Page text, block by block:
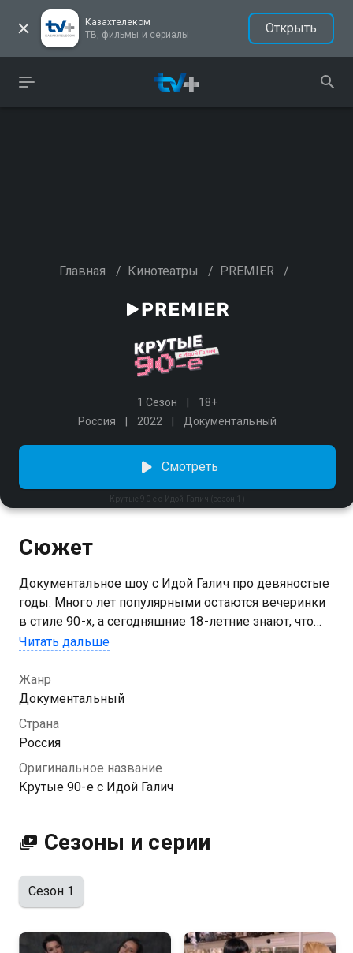
Казахтелеком
ТВ, фильмы и сериалы
Открыть
Главная / Кинотеатры / PREMIER /
1 Сезон
18+
Россия
2022 Документальный
Крутые 90-е с Идой Галич (сезон 1)
Смотреть
Сюжет
Документальное шоу с Идой Галич про девяностые
годы. Много лет популярными остаются вечеринки
в стиле 90-х, а сегодняшние 18-летние знают, что
малиновый пиджак — это круто. Ведущая Ида Галич
тех времен, расскажет о криминальных девяностых,
разберется, откуда в Советский союз пришел рэкет,
и попробует еще больше узнать про эпоху, в
которую родилась и выросла.
Посмотреть онлайн 1 сезон сериала Крутые 90-е с
Идой Галич вы можете совершенно бесплатно в
Читать дальше
Жанр
Документальный
Страна
Россия
Оригинальное название
Крутые 90-е с Идой Галич
Сезоны и серии
Сезон 1